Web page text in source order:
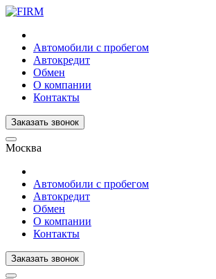
Автомобили с пробегом
Автокредит
Обмен
О компании
Контакты
Заказать звонок
Москва
Автомобили с пробегом
Автокредит
Обмен
О компании
Контакты
Заказать звонок